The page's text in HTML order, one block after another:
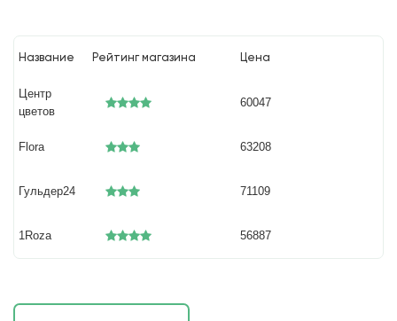
Название Рейтинг магазина Цена
Центр
цветов
60047
Flora 63208
Гульдер24 71109
1Roza 56887